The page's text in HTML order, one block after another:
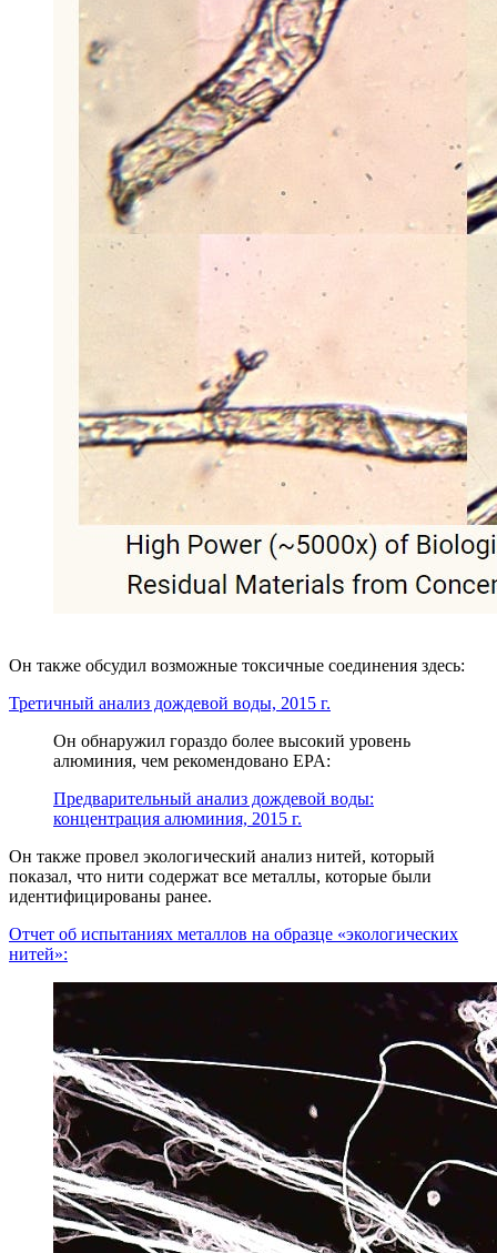
Он также обсудил возможные токсичные соединения здесь:
Третичный анализ дождевой воды, 2015 г.
Он обнаружил гораздо более высокий уровень
алюминия, чем рекомендовано EPA:
Предварительный анализ дождевой воды:
концентрация алюминия, 2015 г.
Он также провел экологический анализ нитей, который
показал, что нити содержат все металлы, которые были
идентифицированы ранее.
Отчет об испытаниях металлов на образце «экологических
нитей»: